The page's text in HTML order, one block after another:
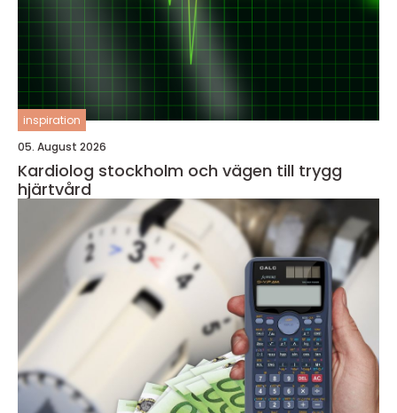
inspiration
05. August 2026
Kardiolog stockholm och vägen till trygg
hjärtvård